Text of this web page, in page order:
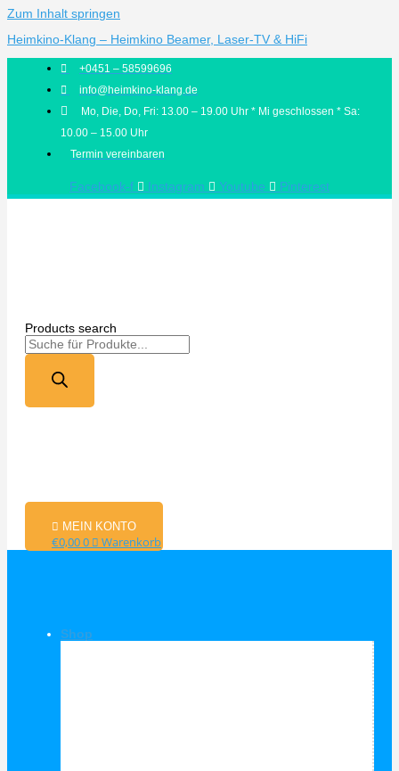
Zum Inhalt springen
Heimkino-Klang – Heimkino Beamer, Laser-TV & HiFi
+0451 – 58599696
info@heimkino-klang.de
Mo, Die, Do, Fri: 13.00 – 19.00 Uhr * Mi geschlossen * Sa:
10.00 – 15.00 Uhr
Termin vereinbaren
Facebook-f Instagram Youtube Pinterest
Products search
MEIN KONTO
€0,000 Warenkorb
Shop